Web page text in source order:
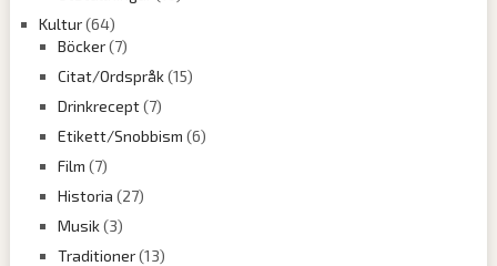
Kultur(64)
Böcker(7)
Citat/Ordspråk(15)
Drinkrecept(7)
Etikett/Snobbism (6)
Film (7)
Historia (27)
Musik(3)
Traditioner(13)